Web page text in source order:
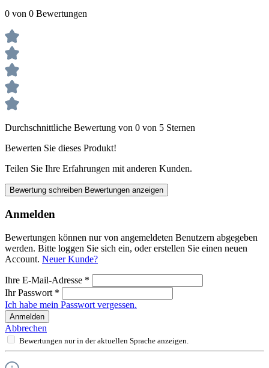
0 von 0 Bewertungen
Durchschnittliche Bewertung von 0 von 5 Sternen
Bewerten Sie dieses Produkt!
Teilen Sie Ihre Erfahrungen mit anderen Kunden.
Bewertung schreiben Bewertungen anzeigen
Anmelden
Bewertungen können nur von angemeldeten Benutzern abgegeben
werden. Bitte loggen Sie sich ein, oder erstellen Sie einen neuen
Account. Neuer Kunde?
Ihre E-Mail-Adresse *
Ihr Passwort *
Ich habe mein Passwort vergessen.
Anmelden
Abbrechen
Bewertungen nur in der aktuellen Sprache anzeigen.